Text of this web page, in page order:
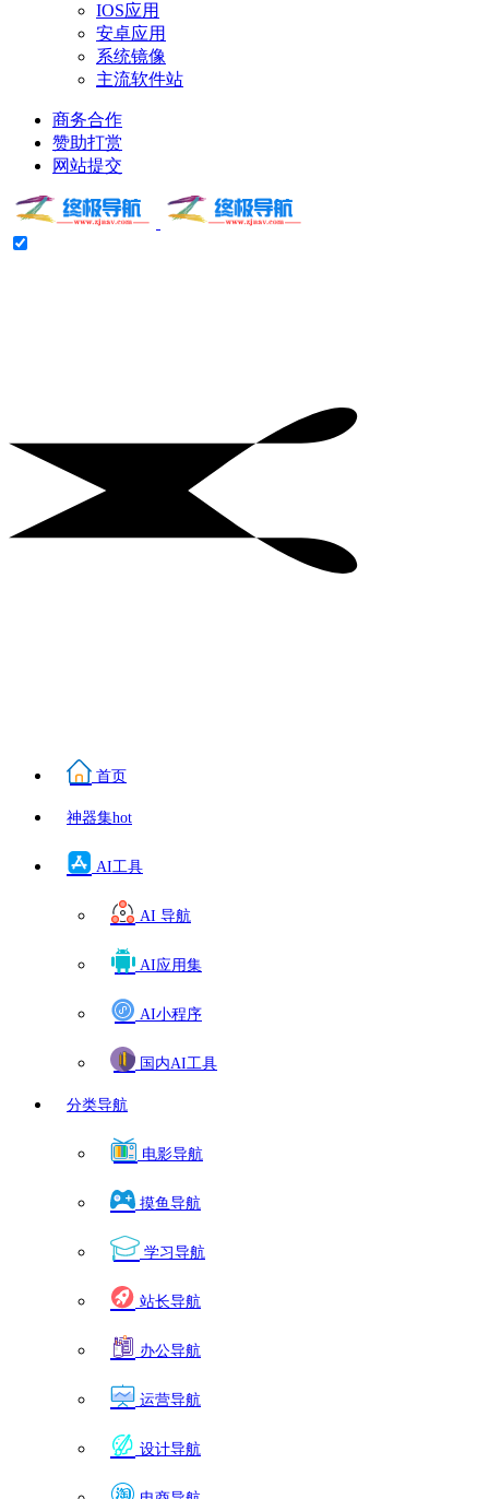
IOS应用
安卓应用
系统镜像
主流软件站
商务合作
赞助打赏
网站提交
首页
神器集hot
AI工具
AI 导航
AI应用集
AI小程序
国内AI工具
分类导航
电影导航
摸鱼导航
学习导航
站长导航
办公导航
运营导航
设计导航